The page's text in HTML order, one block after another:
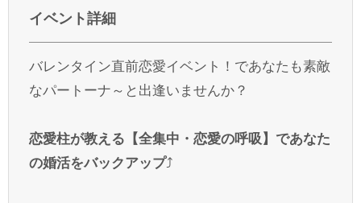
イベント詳細
バレンタイン直前恋愛イベント！であなたも素敵
なパートーナ～と出逢いませんか？
恋愛柱が教える【全集中・恋愛の呼吸】であなた
の婚活をバックアップ⤴